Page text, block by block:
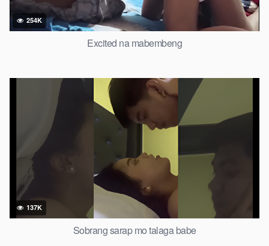
254K
Excited na mabembeng
137K
Sobrang sarap mo talaga babe